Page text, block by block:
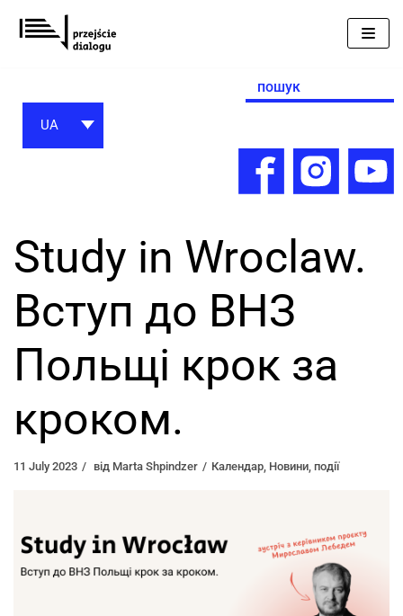
Перейти
до
Search
for:
UA
Study in Wroclaw.
Вступ до ВНЗ
Польщі крок за
кроком.
11 July 2023 від Marta Shpindzer Календар Новини події